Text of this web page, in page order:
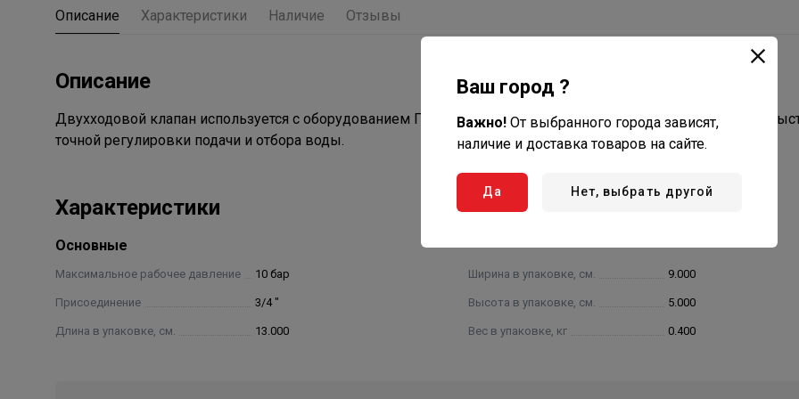
Описание Характеристики Наличие Отзывы
Описание
Двухходовой клапан используется с оборудованием ГРЕЕРС (тепловентиляторы, камеры смешения) для
точной регулировки подачи и отбора воды.
Характеристики
Основные
Максимальное рабочее давление 10 бар
Присоединение 3/4 "
Длина в упаковке, см. 13.000
Ширина в упаковке, см. 9.000
Высота в упаковке, см. 5.000
Вес в упаковке, кг 0.400
Ваш город ?
Важно! От выбранного города зависят,
наличие и доставка товаров на сайте.
Да Нет, выбрать другой